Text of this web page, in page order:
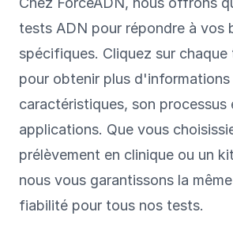
tests ADN pour répondre à vos
spécifiques. Cliquez sur
pour obtenir plus d'informations
caractéristiques, son processus
applications. Que vous
prélèvement en clinique ou un
nous vous garantissons la
fiabilité pour tous nos tests.